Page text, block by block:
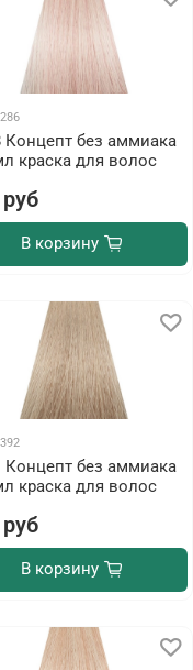
Концепт без аммиака
краска для волос
В корзину
Концепт без аммиака
краска для волос
В корзину